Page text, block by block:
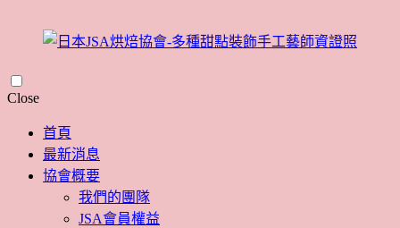
CloseSkip
content
首頁
最新消息
協會概要
我們的團隊
JSA會員權益